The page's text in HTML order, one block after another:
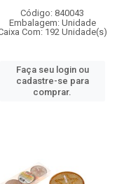
Código: 840043
Embalagem: Unidade
Com: 192 Unidade(s)
Faça seu login ou
cadastre-se para
comprar.